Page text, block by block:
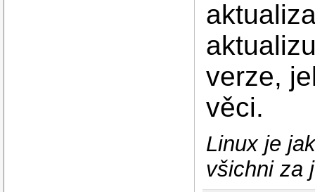
verze,
věci.
Linux je
všichni za